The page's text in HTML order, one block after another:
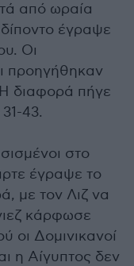
από ωραία
έγραψε
Οι
προηγήθηκαν
διαφορά πήγε
43.
στο
έγραψε το
με τον Λιζ να
κάρφωσε
οι Δομινικανοί
η Αίγυπτος δεν